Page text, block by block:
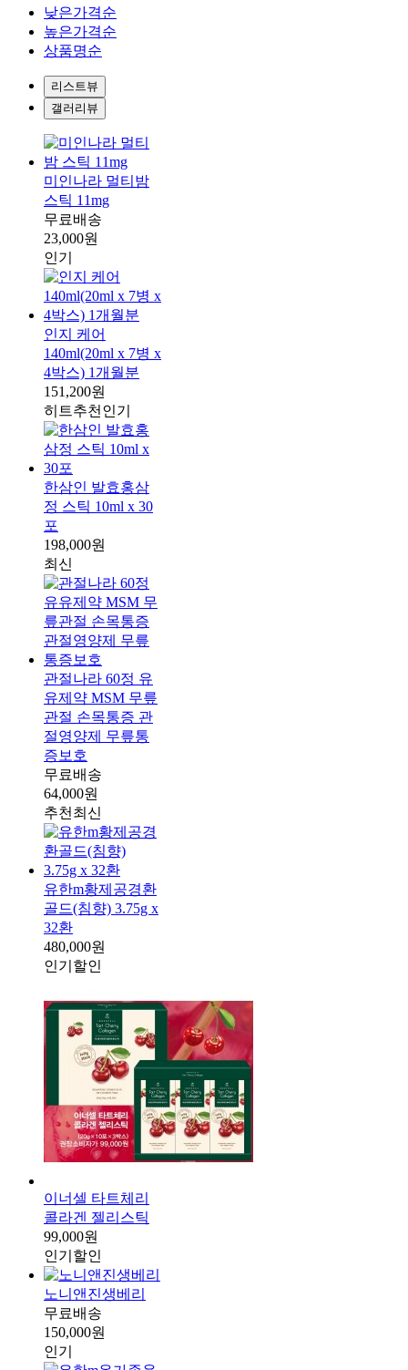
낮은가격순
높은가격순
상품명순
리스트뷰
갤러리뷰
미인나라 멀티밤
스틱 11mg
무료배송
23,000원
인기
인지 케어
140ml(20ml x 7병 x
4박스) 1개월분
151,200원
히트추천인기
한삼인 발효홍삼
정 스틱 10ml x 30
포
198,000원
최신
관절나라 60정 유
유제약 MSM 무릎
관절 손목통증 관
절영양제 무릎통
증보호
무료배송
64,000원
추천최신
유한m황제공경환
골드(침향) 3.75g x
32환
480,000원
인기 할인
이너셀 타트체리
콜라겐 젤리스틱
99,000원
인기 할인
노니앤진생베리
무료배송
150,000원
인기